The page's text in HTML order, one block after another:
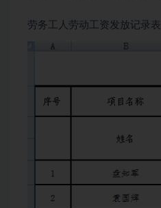
劳务工人劳动工资发放记录表